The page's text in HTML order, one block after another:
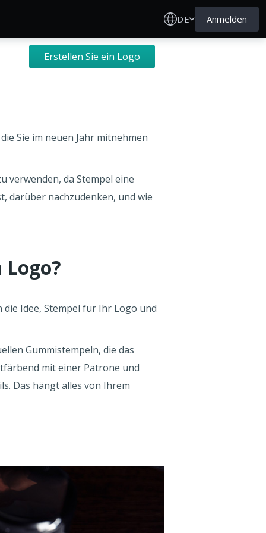
DE Anmelden
Erstellen Sie ein Logo
Sie im neuen Jahr mitnehmen
verwenden, da Stempel eine
darüber nachzudenken, und wie
Idee, Stempel für Ihr Logo und
Gummistempeln, die das
mit einer Patrone und
Das hängt alles von Ihrem